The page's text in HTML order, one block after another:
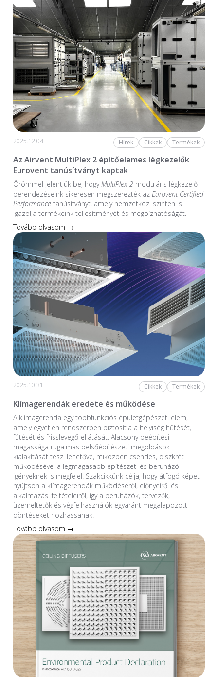
2025.12.04. Hírek Cikkek Termékek
Az Airvent MultiPlex 2 építőelemes légkezelők
Eurovent tanúsítványt kaptak
Örömmel jelentjük be, hogyMultiPlex 2moduláris légkezelő
berendezéseink sikeresen megszerezték az Eurovent Certified
Performancetanúsítványt, amely nemzetközi szinten is
igazolja termékeink teljesítményét és megbízhatóságát.
Tovább olvasom →
2025.10.31. Cikkek Termékek
Klímagerendák eredete és működése
A klímagerenda egy többfunkciós épületgépészeti elem,
amely egyetlen rendszerben biztosítja a helyiség hűtését,
fűtését és frisslevegő-ellátását. Alacsony beépítési
magassága rugalmas belsőépítészeti megoldások
kialakítását teszi lehetővé, miközben csendes, diszkrét
működésével a legmagasabb építészeti és beruházói
igényeknek is megfelel. Szakcikkünk célja, hogy átfogó képet
nyújtson a klímagerendák működéséről, előnyeiről és
alkalmazási feltételeiről, így a beruházók, tervezők,
üzemeltetők és végfelhasználók egyaránt megalapozott
döntéseket hozhassanak.
Tovább olvasom →